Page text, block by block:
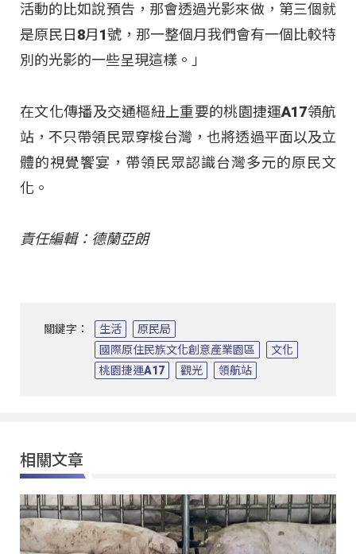
活動的比如說預告，那會透過光影來做，第三個就
是原民日8月1號，那一整個月我們會有一個比較特
別的光影的一些呈現這樣。」
在文化傳播及交通樞紐上重要的桃園捷運A17領航
站，不只帶領民眾穿梭台灣，也將透過平面以及立
體的視覺饗宴，帶領民眾認識台灣多元的原民文
化。
責任編輯：德蘭亞朗
關鍵字： 生活
原民局
國際原住民族文化創意產業園區
文化
桃園捷運A17
觀光 領航站
相關文章